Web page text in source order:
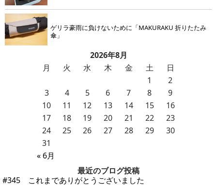
ゲリラ豪雨に負けないために「MAKURAKU 折りたたみ
傘」
2026年8月
月
火 水 木 金 土 日
« 6月
1
2
3
4 5 6 7 8
9
10
11 12 13 14 15
16
17
18 19 20 21 22
23
24
25 26 27 28 29
30
31
最近のブログ投稿
#345 これまでありがとうございました